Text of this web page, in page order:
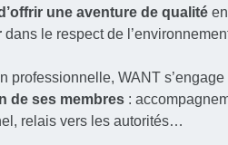
une aventure de qualitéen
dans le respect de
professionnelle, WANT
de ses membres:
relais vers les autorités…